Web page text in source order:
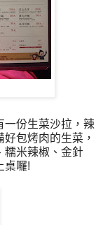
一份生菜沙拉，辣
包烤肉的生菜，
糯米辣椒、金針
桌囉!